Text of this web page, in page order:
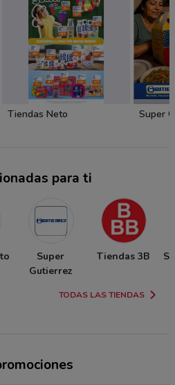
Tiendas Neto Super
para ti
Super
Gutierrez
Tiendas 3B
TODAS LAS TIENDAS